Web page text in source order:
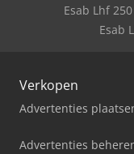
Esab Lhf 250
Esab
Verkopen
Advertenties
Advertenties